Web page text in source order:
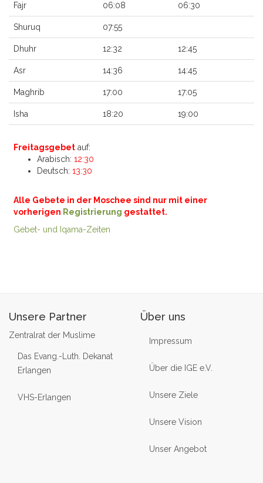
Fajr 06:08 06:30
Shuruq 07:55
Dhuhr 12:32 12:45
Asr 14:36 14:45
Maghrib 17:00 17:05
Isha 18:20 19:00
Freitagsgebet auf:
Arabisch: 12:30
Deutsch: 13:30
Alle Gebete in der Moschee sind nur mit einer
vorherigen Registrierung gestattet.
Gebet- und Iqama-Zeiten
Unsere Partner
Zentralrat der Muslime
Das Evang.-Luth. Dekanat
Erlangen
VHS-Erlangen
Über uns
Impressum
Über die IGE e.V.
Unsere Ziele
Unsere Vision
Unser Angebot